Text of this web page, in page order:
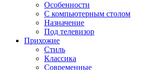
Особенности
С компьютерным столом
Назначение
Под телевизор
Прихожие
Стиль
Классика
Современные